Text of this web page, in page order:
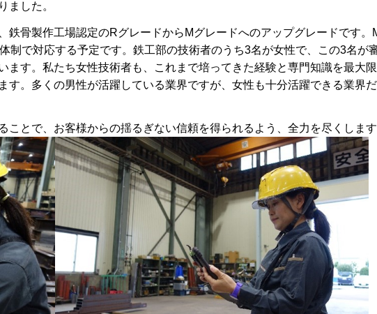
ました。
鉄骨製作工場認定のRグレードからMグレードへのアップグレードです。
制で対応する予定です。鉄工部の技術者のうち3名が女性で、この3名が
ます。私たち女性技術者も、これまで培ってきた経験と専門知識を最大
す。多くの男性が活躍している業界ですが、女性も十分活躍できる業界
ことで、お客様からの揺るぎない信頼を得られるよう、全力を尽くしま